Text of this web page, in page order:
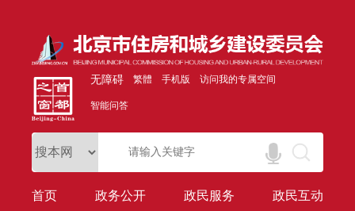
无障碍 繁體 手机版 访问我的专属空间
智能问答
首页 政务公开 政民服务 政民互动